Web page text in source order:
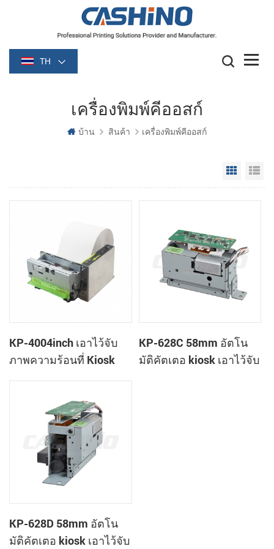
TH
เครื่องพิมพ์คีออสก์
บ้าน สินค้า เครื่องพิมพ์คีออสก์
Grid
KP-4004inch เอาไว้จับ
ภาพความร้อนที่ Kiosk
KP-628C 58mm อัตโน
มัติคัตเตอ kiosk เอาไว้จับ
KP-628D 58mm อัตโน
มัติคัตเตอ kiosk เอาไว้จับ